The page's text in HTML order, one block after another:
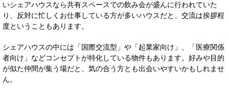
いシェアハウスなら共有スペースでの飲み会が盛んに行われていた
り、反対に忙しくお仕事している方が多いハウスだと、交流は挨拶程
度ということもあります。
シェアハウスの中には「国際交流型」や「起業家向け」、「医療関係
者向け」などコンセプトが特化している物件もあります。好みや目的
が似た仲間が集う場だと、気の合う方とも出会いやすいかもしれませ
ん。